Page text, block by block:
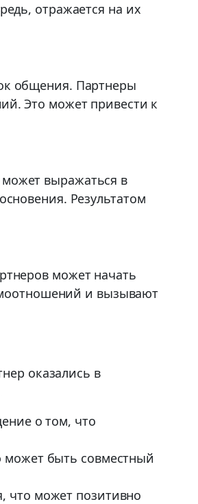
отражается на их
общения. Партнеры
Это может привести к
выражаться в
Результатом
может начать
и вызывают
оказались в
о том, что
может быть совместный
что может позитивно